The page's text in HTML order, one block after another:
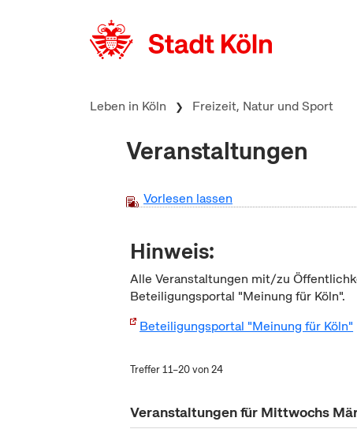
Leben in Köln Freizeit, Natur und Sport
Veranstaltungen
Vorlesen lassen
Hinweis:
Alle Veranstaltungen mit/zu
Beteiligungsportal "Meinung für Köln".
Beteiligungsportal "Meinung für Köln"
Treffer 11–20 von 24
Veranstaltungen für Mittwochs